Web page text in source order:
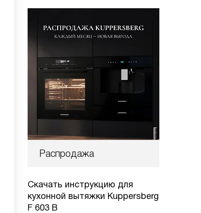
Распродажа
Скачать инструкцию для
кухонной вытяжки Kuppersberg
F 603 B